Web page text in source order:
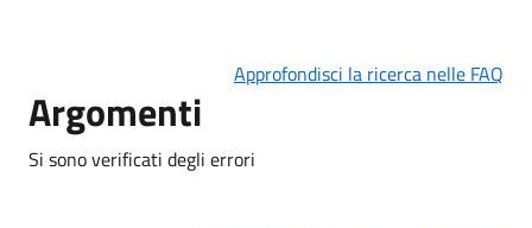
Approfondisci la ricerca nelle FAQ
Argomenti
Si sono verificati degli errori